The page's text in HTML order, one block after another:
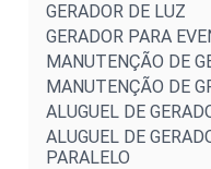
GERADOR DE LUZ
GERADOR PARA
MANUTENÇÃO DE
MANUTENÇÃO DE
ALUGUEL DE
ALUGUEL DE
PARALELO